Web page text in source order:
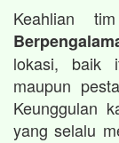
Keahlian
lokasi, baik
maupun
Keunggulan
yang selalu